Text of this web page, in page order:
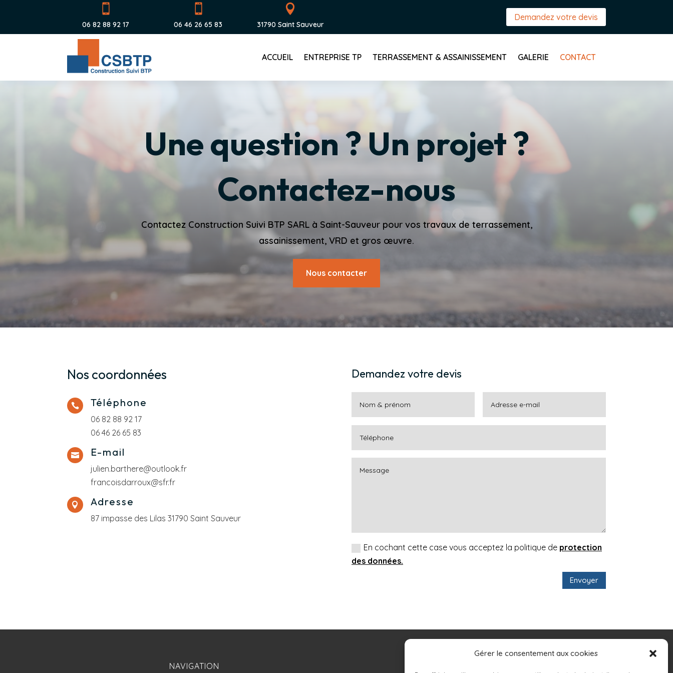
Gérer le consentement aux cookies

06 82 88 92 17

06 46 26 65 83

31790 Saint Sauveur
Demandez votre devis
ACCUEIL ENTREPRISE TP TERRASSEMENT & ASSAINISSEMENT GALERIE CONTACT
Une question ? Un projet ?
Contactez-nous
Contactez Construction Suivi BTP SARL à Saint-Sauveur pour vos travaux de terrassement,
assainissement, VRD et gros œuvre.
Nous contacter
Nos coordonnées
 Téléphone
06 82 88 92 17
06 46 26 65 83
 E-mail
julien.barthere@outlook.fr
francoisdarroux@sfr.fr
 Adresse
87 impasse des Lilas 31790 Saint Sauveur
Demandez votre devis
En cochant cette case vous acceptez la politique de protection
des données.
Envoyer
NAVIGATION